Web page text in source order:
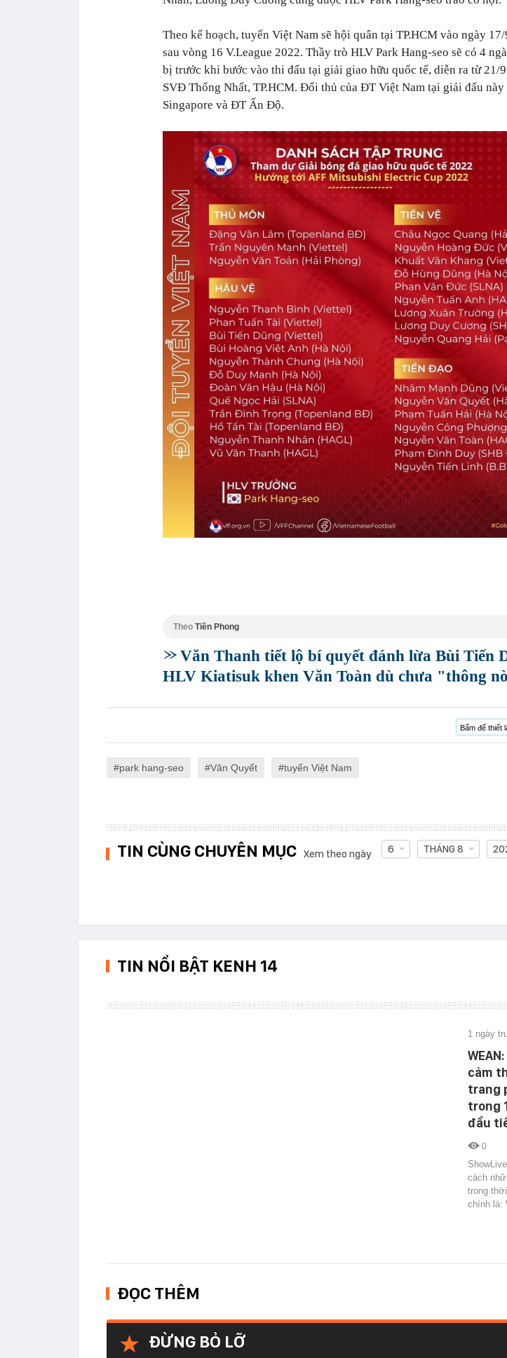
Theo kế hoạch, tuyển Việt Nam sẽ hội quân tại TP.HCM vào ngày
sau vòng 16 V.League 2022. Thầy trò HLV Park Hang-seo sẽ có 4
bị trước khi bước vào thi đấu tại giải giao hữu quốc tế, diễn ra từ 21/
SVĐ Thống Nhất, TP.HCM. Đối thủ của ĐT Việt Nam tại giải đấu
Singapore và ĐT Ấn Độ.
Theo Tiền Phong
Văn Thanh tiết lộ bí quyết đánh lừa Bùi Tiến
HLV Kiatisuk khen Văn Toàn dù chưa "thông
Bấm để thiết
park hang-seo Văn Quyết tuyển Việt Nam
TIN CÙNG CHUYÊN MỤC Xem theo ngày 6 THÁNG 8
TIN NỔI BẬT KENH 14
1 ngày
cảm
trang
trong
đầu
0
cách
trong
chính là:
ĐỌC THÊM
ĐỪNG BỎ LỠ